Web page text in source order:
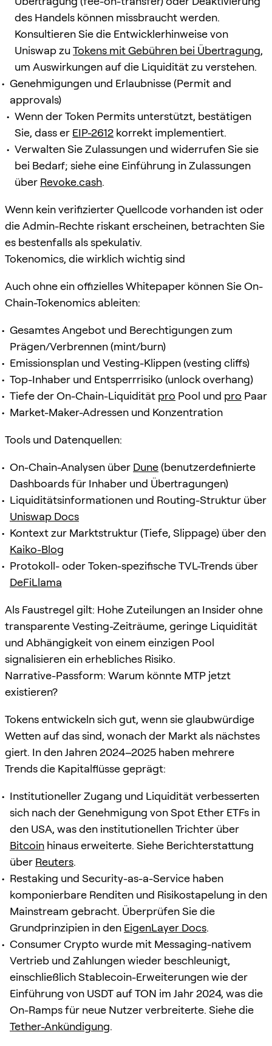
des Handels können missbraucht werden.
Konsultieren Sie die Entwicklerhinweise von
Uniswap zu Tokens mit Gebühren bei Übertragung,
um Auswirkungen auf die Liquidität zu verstehen.
Genehmigungen und Erlaubnisse (Permit and
approvals)
Wenn der Token Permits unterstützt, bestätigen
Sie, dass er EIP-2612 korrekt implementiert.
Verwalten Sie Zulassungen und widerrufen Sie sie
bei Bedarf; siehe eine Einführung in Zulassungen
über Revoke.cash.
Wenn kein verifizierter Quellcode vorhanden ist oder
die Admin-Rechte riskant erscheinen, betrachten Sie
es bestenfalls als spekulativ.
Tokenomics, die wirklich wichtig sind
Auch ohne ein offizielles Whitepaper können Sie On-
Chain-Tokenomics ableiten:
Gesamtes Angebot und Berechtigungen zum
Prägen/Verbrennen (mint/burn)
Emissionsplan und Vesting-Klippen (vesting cliffs)
Top-Inhaber und Entsperrrisiko (unlock overhang)
Tiefe der On-Chain-Liquidität pro Pool und pro Paar
Market-Maker-Adressen und Konzentration
Tools und Datenquellen:
On-Chain-Analysen über Dune(benutzerdefinierte
Dashboards für Inhaber und Übertragungen)
Liquiditätsinformationen und Routing-Struktur über
Uniswap Docs
Kontext zur Marktstruktur (Tiefe, Slippage) über den
Kaiko-Blog
Protokoll- oder Token-spezifische TVL-Trends über
DeFiLlama
Als Faustregel gilt: Hohe Zuteilungen an Insider ohne
transparente Vesting-Zeiträume, geringe Liquidität
und Abhängigkeit von einem einzigen Pool
signalisieren ein erhebliches Risiko.
Narrative-Passform: Warum könnte MTP jetzt
existieren?
Tokens entwickeln sich gut, wenn sie glaubwürdige
Wetten auf das sind, wonach der Markt als nächstes
giert. In den Jahren 2024–2025 haben mehrere
Trends die Kapitalflüsse geprägt:
Institutioneller Zugang und Liquidität verbesserten
sich nach der Genehmigung von Spot Ether ETFs in
den USA, was den institutionellen Trichter über
Bitcoin hinaus erweiterte. Siehe Berichterstattung
über Reuters.
Restaking und Security-as-a-Service haben
komponierbare Renditen und Risikostapelung in den
Mainstream gebracht. Überprüfen Sie die
Grundprinzipien in den EigenLayer Docs.
Consumer Crypto wurde mit Messaging-nativem
Vertrieb und Zahlungen wieder beschleunigt,
einschließlich Stablecoin-Erweiterungen wie der
Einführung von USDT auf TON im Jahr 2024, was die
On-Ramps für neue Nutzer verbreiterte. Siehe die
Tether-Ankündigung.